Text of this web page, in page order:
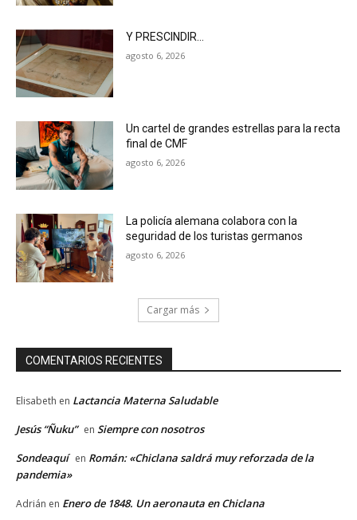
Y PRESCINDIR…
agosto 6, 2026
Un cartel de grandes estrellas para la recta
final de CMF
agosto 6, 2026
La policía alemana colabora con la
seguridad de los turistas germanos
agosto 6, 2026
Cargar más
COMENTARIOS RECIENTES
Elisabeth en Lactancia Materna Saludable
Jesús “Ñuku” en Siempre con nosotros
Sondeaquí en Román: «Chiclana saldrá muy reforzada de la
pandemia»
Adrián en Enero de 1848. Un aeronauta en Chiclana